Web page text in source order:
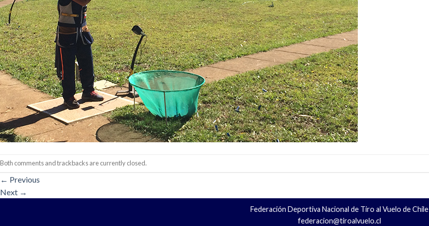
Both comments and trackbacks are currently closed.
← Previous
Next →
Federación Deportiva Nacional de Tiro al Vuelo de Chile
federacion@tiroalvuelo.cl